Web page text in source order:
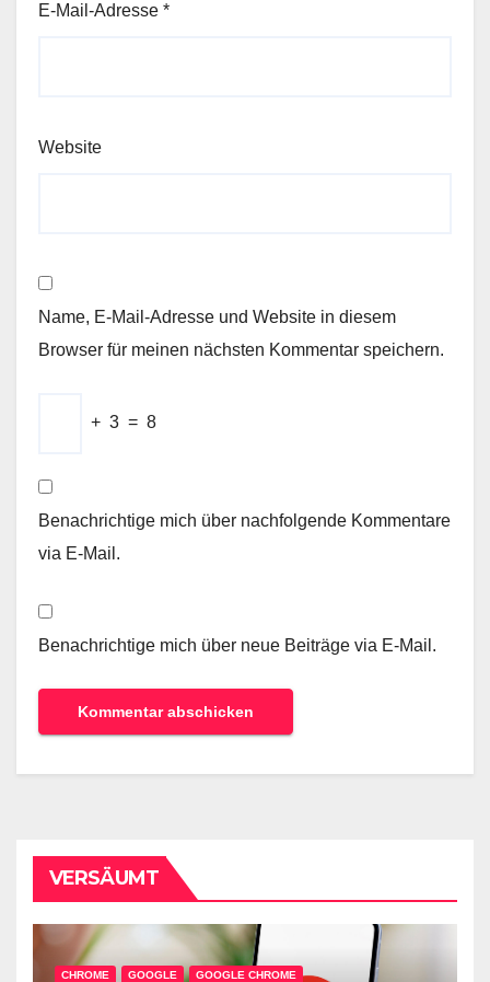
E-Mail-Adresse *
Website
Name, E-Mail-Adresse und Website in diesem
Browser für meinen nächsten Kommentar speichern.
+ 3 = 8
Benachrichtige mich über nachfolgende Kommentare
via E-Mail.
Benachrichtige mich über neue Beiträge via E-Mail.
VERSÄUMT
CHROME GOOGLE GOOGLE CHROME